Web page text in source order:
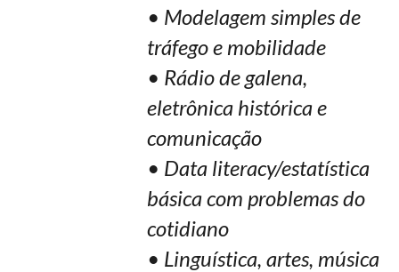
• Modelagem simples de
tráfego e mobilidade
• Rádio de galena,
eletrônica histórica e
comunicação
• Data literacy/estatística
básica com problemas do
cotidiano
• Linguística, artes, música